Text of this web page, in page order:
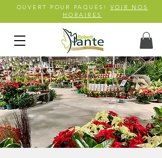
OUVERT POUR PAQUES! VOIR NOS
HORAIRES